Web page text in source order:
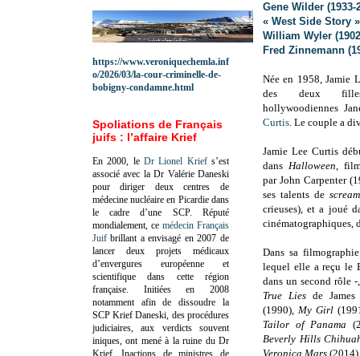
Gene Wilder (1933-
« West Side Story
William Wyler
Fred Zinnemann
Née en 1958, Jamie
des deux
hollywoodiennes
Curtis. Le couple a
Jamie Lee Curtis
dansHalloween,
par John Carpenter
ses talents de
crieuses), et a joué
cinématographiques,
Dans sa
lequel elle a reçu le
dans un second rôle
True Liesde
(1990), My Girl
Tailor of Panama
Beverly Hills
Veronica Mars
https://www.veroniquechemla.inf
o/2026/03/la-cour-criminelle-de-
bobigny-condamne.html
Spoliations de Français
juifs : l’affaire Krief
En 2000, le Dr Lionel Kriefs’est
associé avec la Dr Valérie Daneski
pour diriger deux centres de
médecine nucléaire en Picardie dans
le cadre d’une SCP. Réputé
mondialement, ce médecin Français
Juif brillant a envisagé en 2007 de
lancer deux projets médicaux
d’envergures européenne et
scientifique dans cette région
française. Initiées en 2008
notamment afin de dissoudre la
SCP Krief Daneski, des procédures
judiciaires, aux verdicts souvent
iniques, ont mené à la ruine du Dr
Krief.Inactions de ministres de